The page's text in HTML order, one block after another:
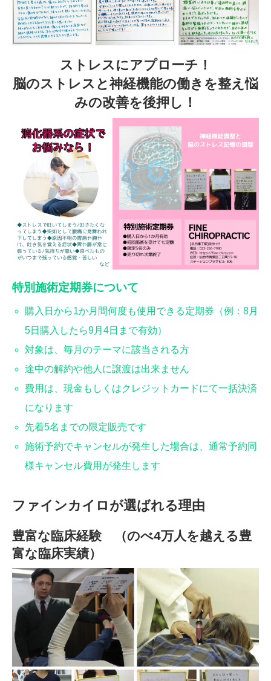
ストレスにアプローチ！
脳のストレスと神経機能の働きを整え悩
みの改善を後押し！
特別施術定期券について
購入日から1か月間何度も使用できる定期券（例：8月
5日購入したら9月4日まで有効）
対象は、毎月のテーマに該当される方
途中の解約や他人に譲渡は出来ません
費用は、現金もしくはクレジットカードにて一括決済
になります
先着5名までの限定販売です
施術予約でキャンセルが発生した場合は、通常予約同
様キャンセル費用が発生します
ファインカイロが選ばれる理由
豊富な臨床経験 （のべ4万人を越える豊
富な臨床実績）